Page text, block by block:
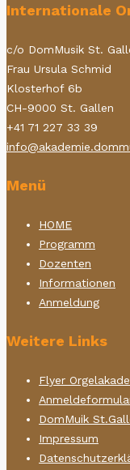
Internationale
c/o DomMusik St.
Frau Ursula Schmid
Klosterhof 6b
CH-9000 St. Gallen
+41 71 227 33 39
Menü
HOME
Programm
Dozenten
Informationen
Anmeldung
Weitere Links
Flyer
DomMuik
Impressum